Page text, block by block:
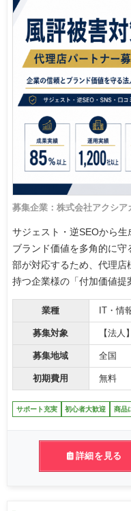
募集企業：株式会社アクシア
サジェスト・逆SEOから
ブランド価値を多角的に
部が対応するため、代理店
持つ企業様の「付加価値提
業種 IT・情
募集対象 【法人】
募集地域 全国
初期費用 無料
サポート充実 初心者大歓迎 商品
詳細を見る